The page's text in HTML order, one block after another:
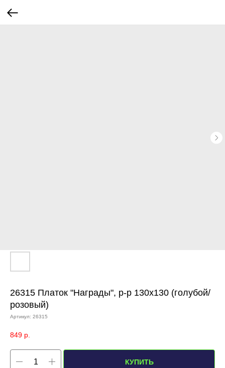
26315 Платок "Награды", р-р 130х130 (голубой/
розовый)
Артикул: 26315
849 р.
КУПИТЬ